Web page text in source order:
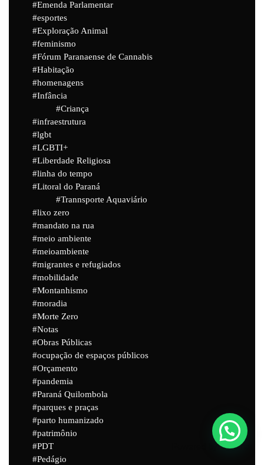
Emenda Parlamentar
esportes
Exploração Animal
feminismo
Fórum Paranaense de Cannabis
Habitação
homenagens
Infância
Criança
infraestrutura
lgbt
LGBTI+
Liberdade Religiosa
linha do tempo
Litoral do Paraná
Trannsporte Aquaviário
lixo zero
mandato na rua
meio ambiente
meioambiente
migrantes e refugiados
mobilidade
Montanhismo
moradia
Morte Zero
Notas
Obras Públicas
ocupação de espaços públicos
Orçamento
pandemia
Paraná Quilombola
parques e praças
parto humanizado
patrimônio
PDT
Pedágio
Powered byJoinchat